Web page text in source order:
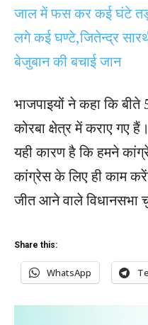
जाल में फस कर कई घंटे
लगे कई घण्टे,जितेन्द्र
बेजुबान की बचाई जान
भाजपाइयों ने कहा कि बीते
कोरबा क्षेत्र में कराए गए
यही कारण है कि हमने
कांग्रेस के लिए ही काम
जीत आने वाले विधानसभा
Share this:
WhatsApp